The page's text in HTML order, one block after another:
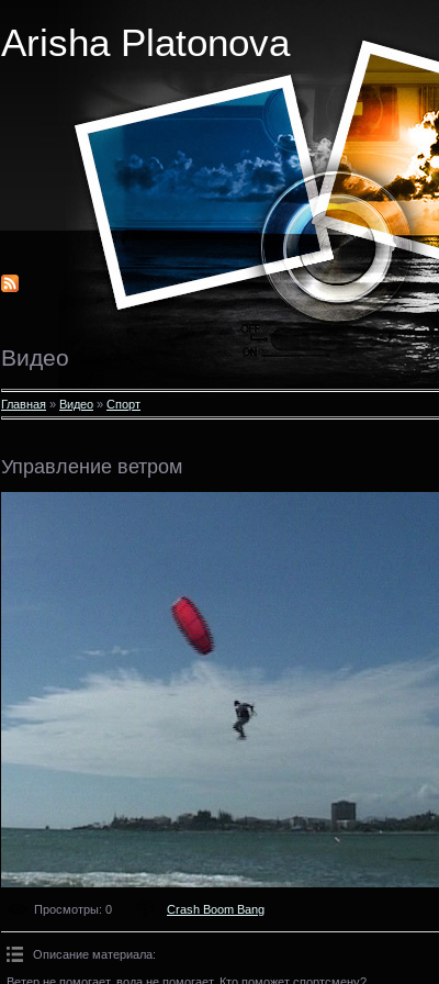
Arisha Platonova
Видео
Главная » Видео » Спорт
Управление ветром
Просмотры: 0 Crash Boom Bang
Описание материала:
Ветер не помогает, вода не помогает. Кто поможет спортсмену?